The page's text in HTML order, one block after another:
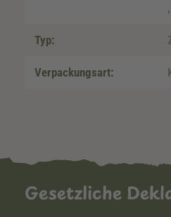
Typ:
Verpackungsart:
Gesetzliche